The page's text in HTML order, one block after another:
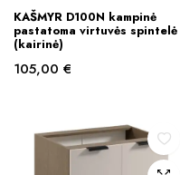
KAŠMYR D100N kampinė
pastatoma virtuvės spintelė
(kairinė)
105,00 €